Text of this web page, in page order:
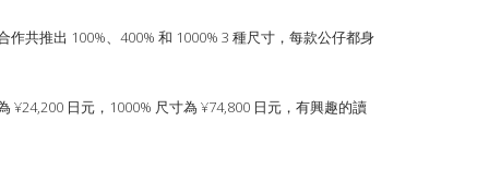
共推出 100%、400% 和 1000% 3 種尺寸，每款公仔都身
¥24,200 日元，1000% 尺寸為 ¥74,800 日元，有興趣的讀